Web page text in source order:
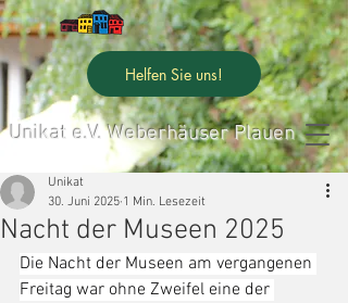
Unikat e.V. Weberhäuser Plauen
Helfen Sie uns!
Nacht der Museen 2025
Unikat
30. Juni 2025 1 Min. Lesezeit
Die Nacht der Museen am vergangenen
Freitag war ohne Zweifel eine der